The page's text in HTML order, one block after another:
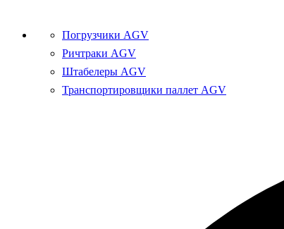
Погрузчики AGV
Ричтраки AGV
Штабелеры AGV
Транспортировщики паллет AGV